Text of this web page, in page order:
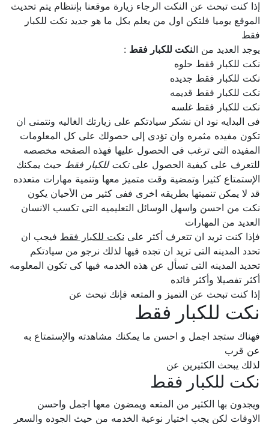
إذا كنت تبحث عن النكت الرجاء زيارة موقعنا بإنتظام يتم تحديث
الموقع يوميا فلتكن اول من يعلم بكل ما هو جديد نكت للكبار
فقط
يوجد العديد من ال نكت للكبار فقط:
نكت للكبار فقط حلوه
نكت للكبار فقط جديده
نكت للكبار فقط قديمه
نكت للكبار فقط غلسه
فى البدايه نود ان نشكر سيادتكم على زيارتك الغاليه ونتمنى ان
تكون مفيده مثمره وان تؤدى إلى حصولك على كل المعلومات
المفيده التى ترغب فى الحصول عليها فهذه الصفحه مخصصه
للتعرف على كيفية الحصول علىنكت للكبار فقطحيث يمكنك
الإستمتاع كثيرا وتمضية وقت متميز معها وتنمية مهارات متعدده
قد لا يمكن تنميتها بطريقه اخرى ففى كثير من الأحيان يكون
نكت من احسن واسهل الوسائل التعليميه التى تكسب الانسان
العديد من المهارات
فإذا كنت تريد ان تتعرف أكثر علىنكت للكبار فقطفيجب ان
تحدد المدينه التى تريد ان تجده فيها لذلك نرجو من سيادتكم
تحديد المدينه التى تسأل عن هذه الخدمه فيها كى تكون المعلومه
أكثر تفصيلا وأكثر فائده
إذا كنت تبحث عن التميز و المتعه فإنك تبحث عن
نكت للكبار فقط
فهناك ستجد اجمل و احسن ما يمكنك مشاهدته والإستمتاع به
عن قرب
لذلك يبحث الكثيرين عن
نكت للكبار فقط
ويجدون بها الكثير من المتعه ويمضون معها اجمل واحسن
الاوقات لكن يجب اختيار نوعية الخدمه من حيث الجوده والسعر